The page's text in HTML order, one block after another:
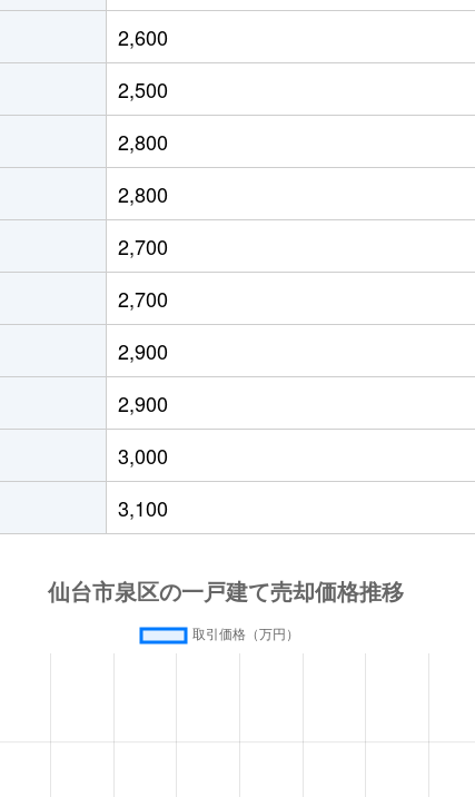
徒歩15分 360m² 250m²
徒歩28分 140m² 70m²
徒歩45分 280m² 210m²
徒歩45分 230m² 160m²
徒歩45分 250m² 125m²
徒歩45分 210m² 120m²
徒歩18分
徒歩10分
徒歩15分 140m²
徒歩45分 220m² 135m²
2,600
2,500
2,800
2,800
2,700
2,700
2,900
2,900
3,000
3,100